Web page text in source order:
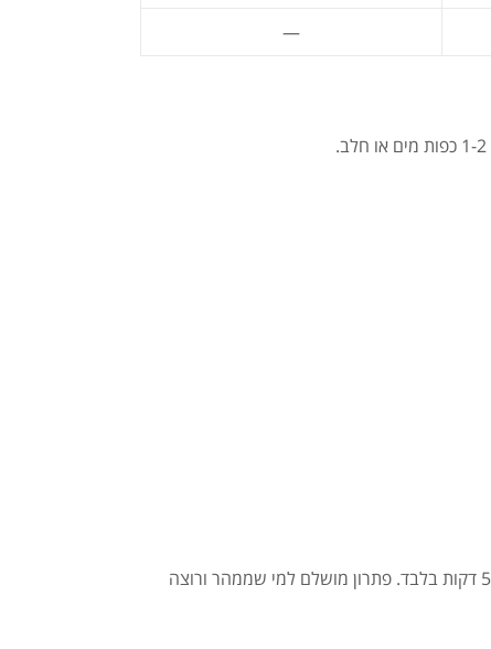
—
מקור נהדר לחלבון איכותי מהיר ספיגה (חלבון מי גבינה + ביצה), איזון נכון בין פחמימות לאנרגיה לבין שומן בריא — ומוכן תוך 5 דקות בלבד. פתרון מושלם למי שממהר ורוצה